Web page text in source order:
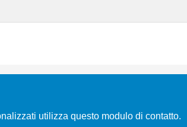
utilizza questo modulo di contatto.